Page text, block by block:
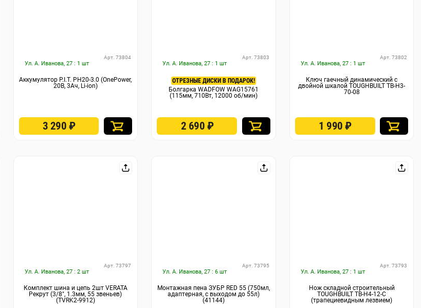
Ул. А. Иванова, 27 : 1 шт
Арт. 73804
Аккумулятор P.I.T. PH20-3.0 (OnePower,
20В, 3Ач, Li-ion)
3 290 ₽
Ул. А. Иванова, 27 : 1 шт
Арт. 73803
ОТРЕЗНЫЕ ДИСКИ В ПОДАРОК!
Болгарка WADFOW WAG15761
(115мм, 710Вт, 12000 об/мин)
2 690 ₽
Ул. А. Иванова, 27 : 1 шт
Арт. 73802
Ключ гаечный динамический с
двойной шкалой TOUGHBUILT TB-H3-
70-08
1 990₽
Ул. А. Иванова, 27 : 2 шт
Арт. 73797
Комплект шина и цепь 2шт VERATA
Рекрут (3/8″, 1.3мм, 55 звеньев)
(TVRK2-9912)
Ул. А. Иванова, 27 : 6 шт
Арт. 73795
Монтажная пена ЗУБР RED 55 (750мл,
адаптерная, с выходом до 55л)
(41144)
Ул. А. Иванова, 27 : 1 шт
Арт. 73793
Нож складной строительный
TOUGHBUILT TB-H4-12-C
(трапециевидным лезвием)